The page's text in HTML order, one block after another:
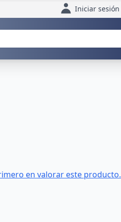
Iniciar sesión
en valorar este producto.